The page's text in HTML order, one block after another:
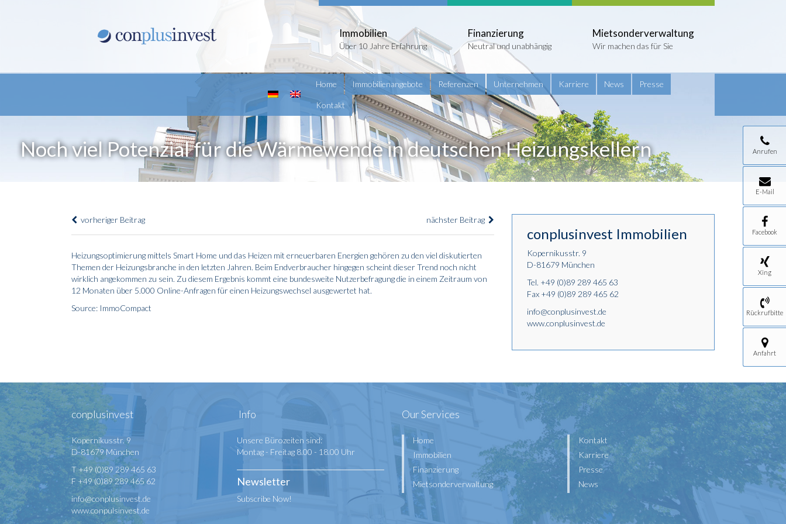
Immobilien
Über 10 Jahre Erfahrung
Finanzierung
Neutral und unabhängig
Mietsonderverwaltung
Wir machen das für Sie
Home Immobilienangebote Referenzen Unternehmen Karriere News Presse
Kontakt
Noch viel Potenzial für die Wärmewende in deutschen Heizungskellern Anrufen
E-Mail
Facebook
Xing
Rückrufbitte
Anfahrt
vorheriger Beitrag nächster Beitrag
Heizungsoptimierung mittels Smart Home und das Heizen mit erneuerbaren Energien gehören zu den viel diskutierten
Themen der Heizungsbranche in den letzten Jahren. Beim Endverbraucher hingegen scheint dieser Trend noch nicht
wirklich angekommen zu sein. Zu diesem Ergebnis kommt eine bundesweite Nutzerbefragung die in einem Zeitraum von
12 Monaten über 5.000 Online-Anfragen für einen Heizungswechsel ausgewertet hat.
Source: ImmoCompact
conplusinvest Immobilien
Kopernikusstr. 9
D-81679 München
Tel. +49 (0)89 289 465 63
Fax +49 (0)89 289 465 62
info@conplusinvest.de
www.conplusinvest.de
conplusinvest
Kopernikusstr. 9
D-81679 München
T +49 (0)89 289 465 63
F +49 (0)89 289 465 62
info@conplusinvest.de
www.conpulsinvest.de
Info
Unsere Bürozeiten sind:
Montag - Freitag 8.00 - 18.00 Uhr
Newsletter
Subscribe Now!
Our Services
Home
Immobilien
Finanzierung
Mietsonderverwaltung
Kontakt
Karriere
Presse
News